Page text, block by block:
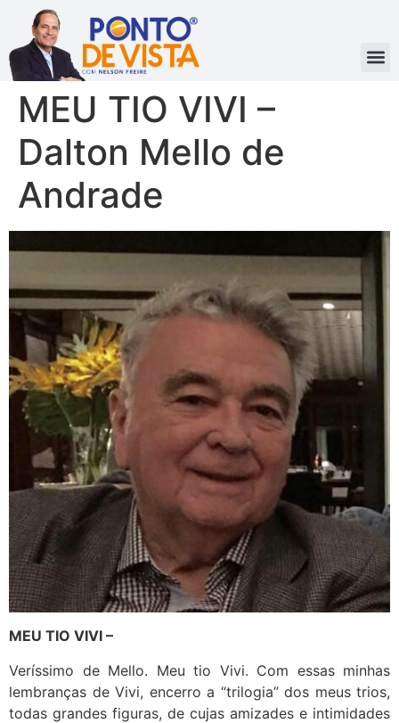
MEU TIO VIVI –
Dalton Mello de
Andrade
MEU TIO VIVI –
Veríssimo de Mello. Meu tio Vivi. Com essas minhas
lembranças de Vivi, encerro a “trilogia” dos meus trios,
todas grandes figuras, de cujas amizades e intimidades